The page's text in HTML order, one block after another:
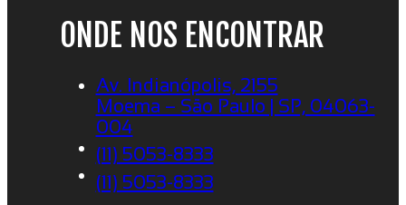
ONDE NOS ENCONTRAR
Av. Indianópolis, 2155
Moema – São Paulo | SP, 04063-
004
(11) 5053-8333
(11) 5053-8333